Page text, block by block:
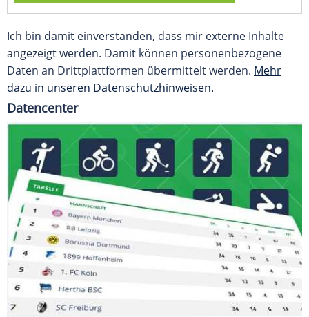
Ich bin damit einverstanden, dass mir externe Inhalte
angezeigt werden. Damit können personenbezogene
Daten an Drittplattformen übermittelt werden. Mehr
dazu in unseren Datenschutzhinweisen.
Datencenter